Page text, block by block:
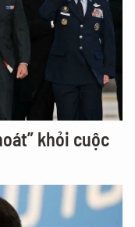
khỏi cuộc